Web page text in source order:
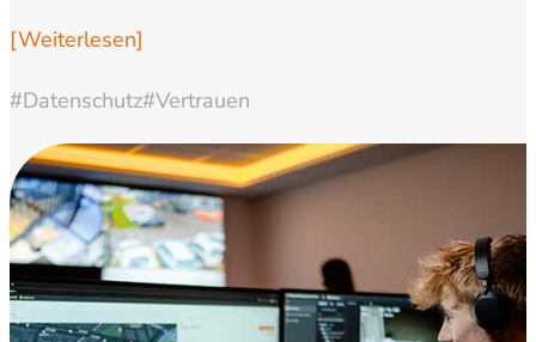
[Weiterlesen]
#Datenschutz#Vertrauen